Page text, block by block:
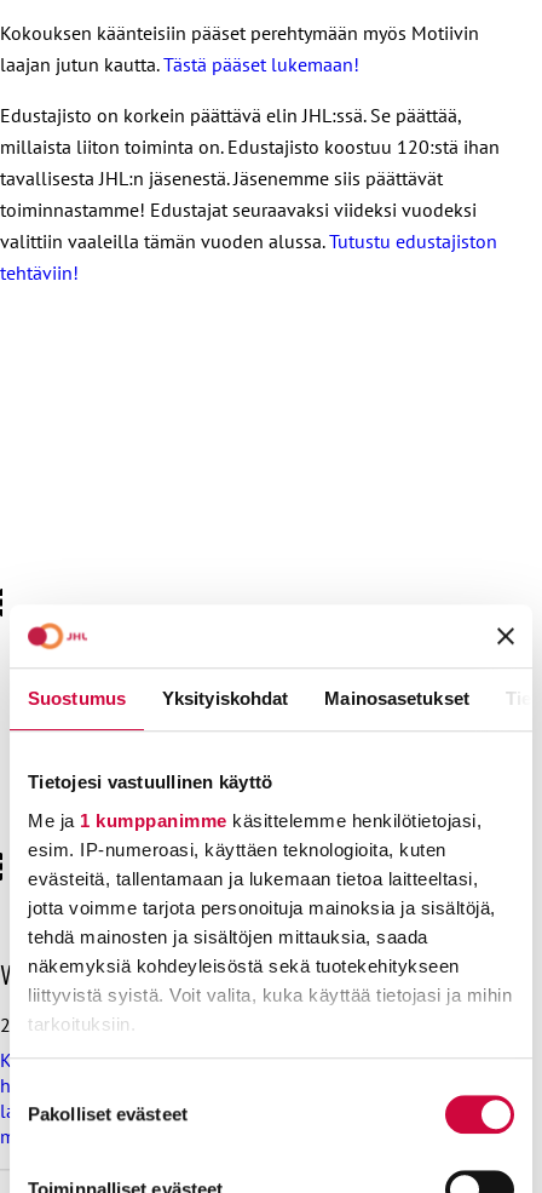
Suostumus Yksityiskohdat Mainosasetukset
Tietojesi vastuullinen käyttö
Me ja 1 kumppanimme käsittelemme henkilötietojasi,
esim. IP-numeroasi, käyttäen teknologioita, kuten
evästeitä, tallentamaan ja lukemaan tietoa laitteeltasi,
jotta voimme tarjota personoituja mainoksia ja sisältöjä,
tehdä mainosten ja sisältöjen mittauksia, saada
näkemyksiä kohdeyleisöstä sekä tuotekehitykseen
liittyvistä syistä. Voit valita, kuka käyttää tietojasi ja mihin
tarkoituksiin.
voit määrittää asetuksesi
. Voit muuttaa
Suostumuksen
valinta
Pakolliset evästeet
Kokouksen käänteisiin pääset perehtymään myös Motiivin
laajan jutun kautta.Tästä pääset lukemaan!
Edustajisto on korkein päättävä elin JHL:ssä. Se päättää,
millaista liiton toiminta on. Edustajisto koostuu 120:stä ihan
tavallisesta JHL:n jäsenestä. Jäsenemme siis päättävät
toiminnastamme! Edustajat seuraavaksi viideksi vuodeksi
valittiin vaaleilla tämän vuoden alussa.Tutustu edustajiston
tehtäviin!
nähdäksesi tämän sisällön.
O
h
i
t
a
v
i
i
Viimeisimmät uutiset
28.7.2026
Koulutus ja kasvatus pitää järjestää lasten ja nuorten
hyvinvoinnin ehdoilla – Ammattiliitto JHL on antanut
lausunnon koulujen ja oppilaitosten loma-aikoja koskevasta
muistioluonnoksesta